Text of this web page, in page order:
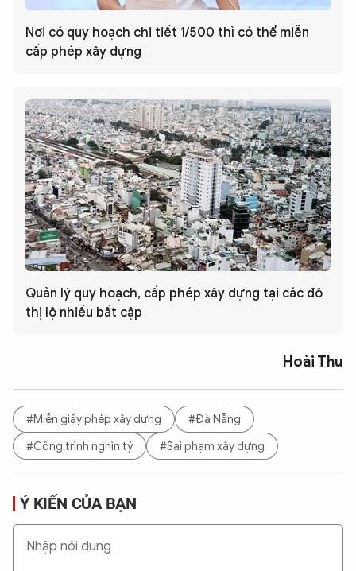
Nơi có quy hoạch chi tiết 1/500 thì có thể miễn
cấp phép xây dựng
Quản lý quy hoạch, cấp phép xây dựng tại các đô
thị lộ nhiều bất cập
Hoài Thu
#Miễn giấy phép xây dựng
#Đà Nẵng
#Công trình nghìn tỷ
#Sai phạm xây dựng
Ý KIẾN CỦA BẠN